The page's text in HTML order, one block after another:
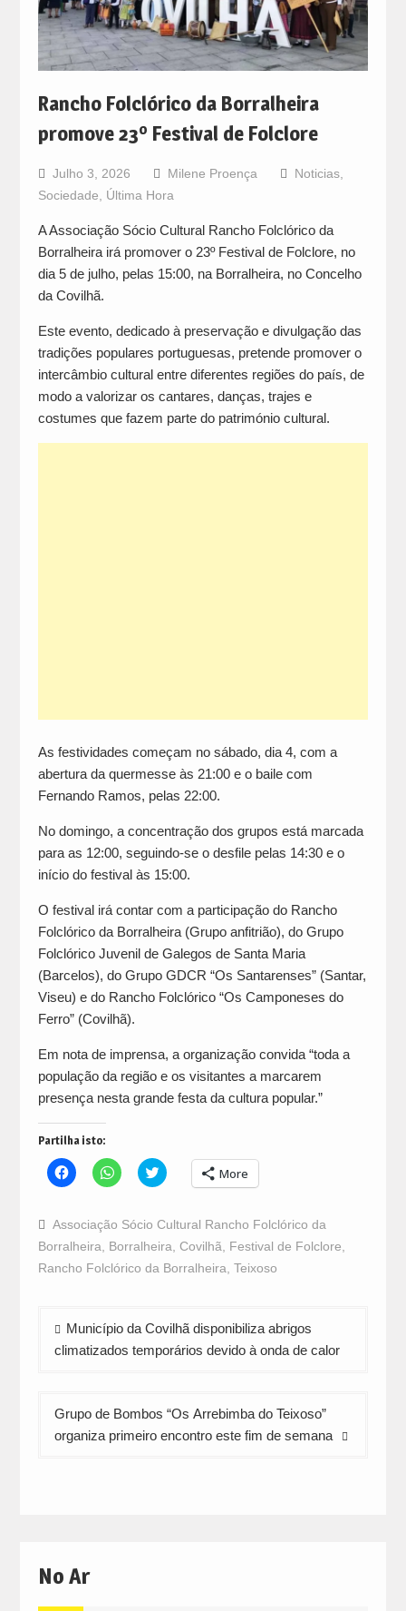
Rancho Folclórico da Borralheira
promove 23º Festival de Folclore
Julho 3, 2026 Milene Proença Noticias,
Sociedade
Última Hora
A Associação Sócio Cultural Rancho Folclórico da
Borralheira irá promover o 23º Festival de Folclore, no
dia 5 de julho, pelas 15:00, na Borralheira, no Concelho
da Covilhã.
Este evento, dedicado à preservação e divulgação das
tradições populares portuguesas, pretende promover o
intercâmbio cultural entre diferentes regiões do país, de
modo a valorizar os cantares, danças, trajes e
costumes que fazem parte do património cultural.
As festividades começam no sábado, dia 4, com a
abertura da quermesse às 21:00 e o baile com
Fernando Ramos, pelas 22:00.
No domingo, a concentração dos grupos está marcada
para as 12:00, seguindo-se o desfile pelas 14:30 e o
início do festival às 15:00.
O festival irá contar com a participação do Rancho
Folclórico da Borralheira (Grupo anfitrião), do Grupo
Folclórico Juvenil de Galegos de Santa Maria
(Barcelos), do Grupo GDCR “Os Santarenses” (Santar,
Viseu) e do Rancho Folclórico “Os Camponeses do
Ferro” (Covilhã).
Em nota de imprensa, a organização convida “toda a
população da região e os visitantes a marcarem
presença nesta grande festa da cultura popular.”
Partilha isto:
Click
to
Facebook
(Opens
in
new
window)
Click
to
WhatsApp
(Opens
in
new
window)
Click
to
Twitter
(Opens
new
window)
More
Associação Sócio Cultural Rancho Folclórico da
Borralheira
Borralheira Covilhã Festival de Folclore
Rancho Folclórico da Borralheira Teixoso
Navegação
de
Município da Covilhã disponibiliza abrigos
climatizados temporários devido à onda de calor
Grupo de Bombos “Os Arrebimba do Teixoso”
organiza primeiro encontro este fim de semana
No Ar